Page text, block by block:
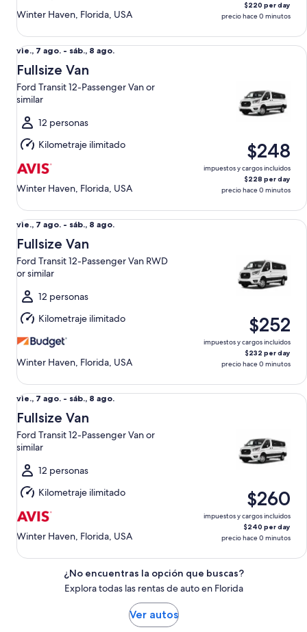
Winter Haven, Florida, USA
$220 per day
precio hace 0 minutos
Del
vie.,
7
ago.
sáb.,
8
ago.
vie., 7 ago. - sáb., 8 ago.
Fullsize Van
Ford Transit 12-Passenger Van or
similar
12 personas
Kilometraje ilimitado
Winter Haven, Florida, USA
$248
impuestos y cargos incluidos
$228 per day
precio hace 0 minutos
Fullsize Van Ford Transit 12-Passenger Van or similar
Del
vie.,
7
ago.
sáb.,
8
ago.
vie., 7 ago. - sáb., 8 ago.
Fullsize Van
Ford Transit 12-Passenger Van RWD
or similar
12 personas
Kilometraje ilimitado
Winter Haven, Florida, USA
$252
impuestos y cargos incluidos
$232 per day
precio hace 0 minutos
Fullsize Van Ford Transit 12-Passenger Van RWD or similar
Del
vie.,
7
ago.
sáb.,
8
ago.
vie., 7 ago. - sáb., 8 ago.
Fullsize Van
Ford Transit 12-Passenger Van or
similar
12 personas
Kilometraje ilimitado
Winter Haven, Florida, USA
$260
impuestos y cargos incluidos
$240 per day
precio hace 0 minutos
Fullsize Van Ford Transit 12-Passenger Van or similar
¿No encuentras la opción que buscas?
Explora todas las rentas de auto en Florida
Ver autos